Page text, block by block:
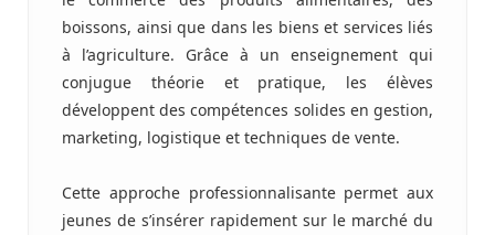
boissons, ainsi que dans les biens et services liés
à l’agriculture. Grâce à un enseignement qui
conjugue théorie et pratique, les élèves
développent des compétences solides en gestion,
marketing, logistique et techniques de vente.
Cette approche professionnalisante permet aux
jeunes de s’insérer rapidement sur le marché du